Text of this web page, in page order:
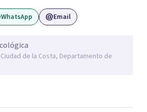
vida cotidiana, pero, no
en nuestro interior. No
mental y cuidar tu mente es tan
tu cuerpo.
WhatsApp Email
de la Costa, Departamento de